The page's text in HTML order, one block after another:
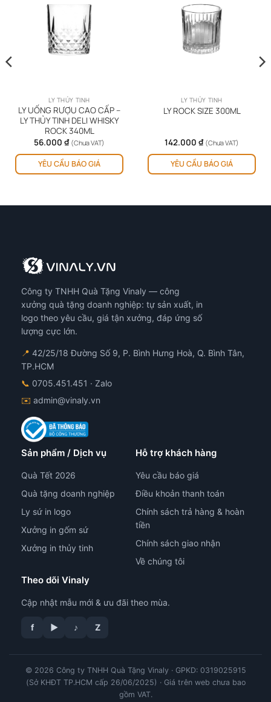
LY THỦY TINH
LY UỐNG RƯỢU CAO CẤP –
LY THỦY TINH DELI WHISKY
ROCK 340ML
56.000 ₫ (Chưa VAT)
YÊU CẦU BÁO GIÁ
LY THỦY TINH
LY ROCK SIZE 300ML
142.000 ₫ (Chưa VAT)
YÊU CẦU BÁO GIÁ
Công ty TNHH Quà Tặng Vinaly — công
xưởng quà tặng doanh nghiệp: tự sản xuất, in
logo theo yêu cầu, giá tận xưởng, đáp ứng số
lượng cực lớn.
📍 42/25/18 Đường Số 9, P. Bình Hưng Hoà, Q. Bình Tân,
TP.HCM
📞 0705.451.451 · Zalo
✉️ admin@vinaly.vn
Sản phẩm / Dịch vụ
Quà Tết 2026
Quà tặng doanh nghiệp
Ly sứ in logo
Xưởng in gốm sứ
Xưởng in thủy tinh
Hỗ trợ khách hàng
Yêu cầu báo giá
Điều khoản thanh toán
Chính sách trả hàng & hoàn
tiền
Chính sách giao nhận
Về chúng tôi
Theo dõi Vinaly
Cập nhật mẫu mới & ưu đãi theo mùa.
f ▶ ♪ Z
© 2026 Công ty TNHH Quà Tặng Vinaly · GPKD: 0319025915
(Sở KHĐT TP.HCM cấp 26/06/2025) · Giá trên web chưa bao
gồm VAT.